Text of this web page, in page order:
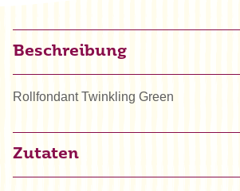
Beschreibung
Rollfondant Twinkling Green
Zutaten